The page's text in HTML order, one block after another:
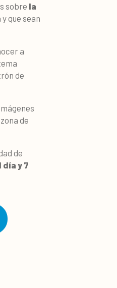
sobre la
y que sean
a
de
de
de
día y 7